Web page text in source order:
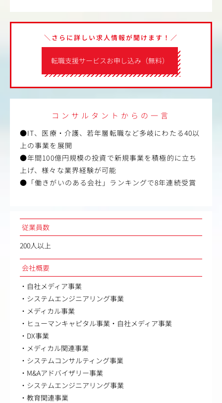
転職支援サービスお申し込み（無料）
＼さらに詳しい求人情報が聞けます！／
コンサルタントからの一言
●IT、医療・介護、若年層転職など多岐にわたる40以
上の事業を展開
●年間100億円規模の投資で新規事業を積極的に立ち
上げ、様々な業界経験が可能
●「働きがいのある会社」ランキングで8年連続受賞
従業員数
200人以上
会社概要
・自社メディア事業
・システムエンジニアリング事業
・メディカル事業
・ヒューマンキャピタル事業・自社メディア事業
・DX事業
・メディカル関連事業
・システムコンサルティング事業
・M&Aアドバイザリー事業
・システムエンジニアリング事業
・教育関連事業